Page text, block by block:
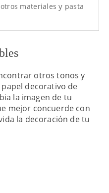
otros materialesy pasta
otros tonos y
decorativo de
la imagen de tu
mejor concuerde con
la decoración de tu